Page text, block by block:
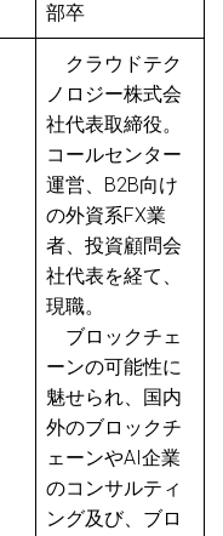
部卒
クラウドテク
ノロジー株式会
社代表取締役。
コールセンター
運営、B2B向け
の外資系FX業
者、投資顧問会
社代表を経て、
現職。
ブロックチェ
ーンの可能性に
魅せられ、国内
外のブロックチ
ェーンやAI企業
のコンサルティ
ング及び、ブロ